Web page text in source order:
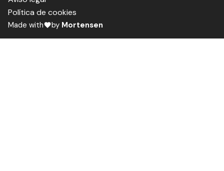
Política de cookies
Made with by Mortensen